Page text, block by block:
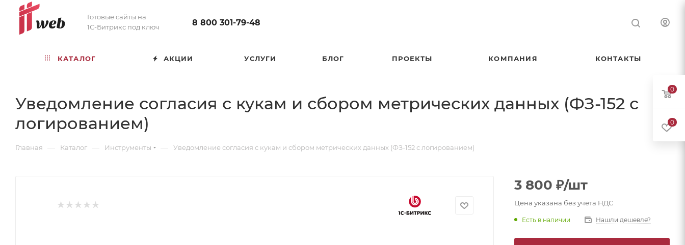
Готовые сайты на
1С-Битрикс под ключ
8 800 301-79-48
КАТАЛОГ АКЦИИ УСЛУГИ БЛОГ ПРОЕКТЫ КОМПАНИЯ КОНТАКТЫ
Уведомление согласия с кукам и сбором метрических данных (ФЗ-152 с
логированием)
Главная — Каталог — Инструменты — Уведомление согласия с кукам и сбором метрических данных (ФЗ-152 с логированием)
3 800 ₽/шт
Цена указана без учета НДС
Есть в наличии Нашли дешевле?
0
0